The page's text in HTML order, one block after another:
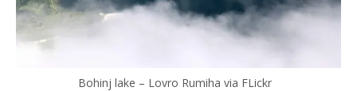
Bohinj lake – Lovro Rumiha via FLickr